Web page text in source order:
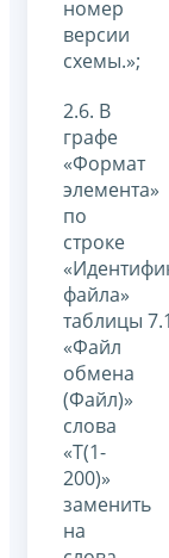
номер
версии
схемы.»;
2.6. В
графе
«Формат
элемента»
по
строке
файла»
таблицы 7.1
«Файл
обмена
(Файл)»
слова
«Т(1-
200)»
заменить
на